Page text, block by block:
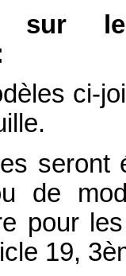
sur
ci-
de
pour
19,